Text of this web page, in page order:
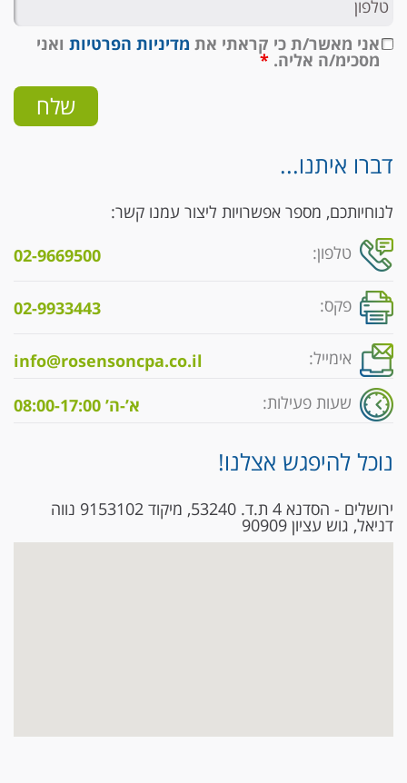
אני מאשר/ת כי קראתי את מדיניות הפרטיות ואני
מסכימ/ה אליה.*
דברו איתנו...
לנוחיותכם, מספר אפשרויות ליצור עמנו קשר:
טלפון:
02-9669500
פקס: 02-9933443
אימייל:
info@rosensoncpa.co.il
שעות פעילות:
א’-ה’ 08:00-17:00
נוכל להיפגש אצלנו!
ירושלים - הסדנא 4 ת.ד. 53240, מיקוד 9153102 נווה
דניאל, גוש עציון 90909